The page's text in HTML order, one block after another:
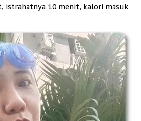
istrahatnya 10 menit, kalori masuk